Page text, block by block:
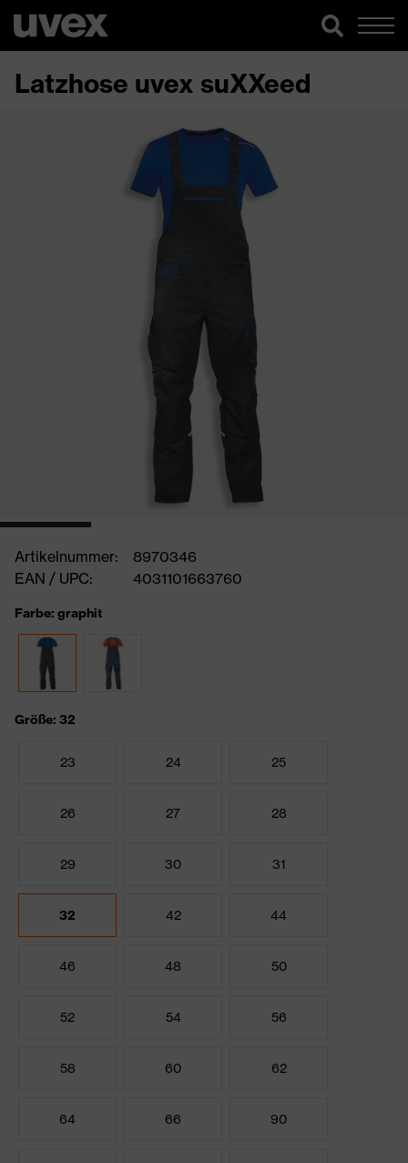
Latzhose uvex suXXeed
Artikelnummer:
8970346
EAN / UPC:
4031101663760
Farbe: graphit
Größe: 32
23 24 25
26 27 28
29 30 31
32 42 44
46 48 50
52 54 56
58 60 62
64 66 90